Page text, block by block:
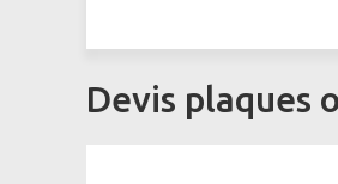
Devis plaques